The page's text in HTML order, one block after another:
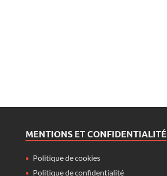
MENTIONS ET CONFIDENTIALITÉ
Politique de cookies
Politique de confidentialité